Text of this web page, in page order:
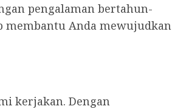
pengalaman bertahun-
membantu Anda mewujudkan
kerjakan. Dengan